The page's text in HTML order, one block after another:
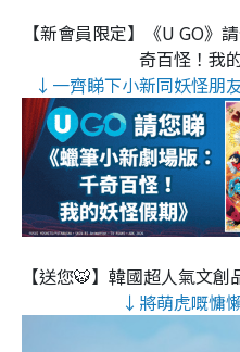
【新會員限定】《U GO》
奇百怪！我
↓一齊睇下小新同妖怪朋
【送您🐯】韓國超人氣文創
↓將萌虎嘅慵